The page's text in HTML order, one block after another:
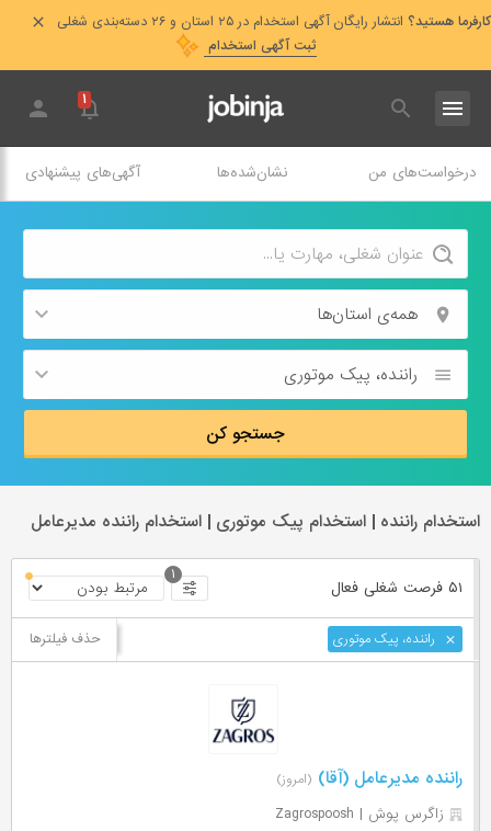
کارفرما هستید؟ انتشار رایگان آگهی استخدام در ۲۵ استان و ۲۶ دسته‌بندی شغلی
ثبت آگهی استخدام
۱
درخواست‌های من نشان‌شده‌ها آگهی‌های پیشنهادی
همه‌ی استان‌ها
راننده، پیک موتوری
جستجو کن
استخدام راننده | استخدام پیک موتوری | استخدام راننده مدیرعامل
۵۱ فرصت ‌شغلی فعال
۱
راننده، پیک موتوری حذف فیلترها
راننده مدیرعامل (آقا) (امروز)
زاگرس پوش | Zagrospoosh